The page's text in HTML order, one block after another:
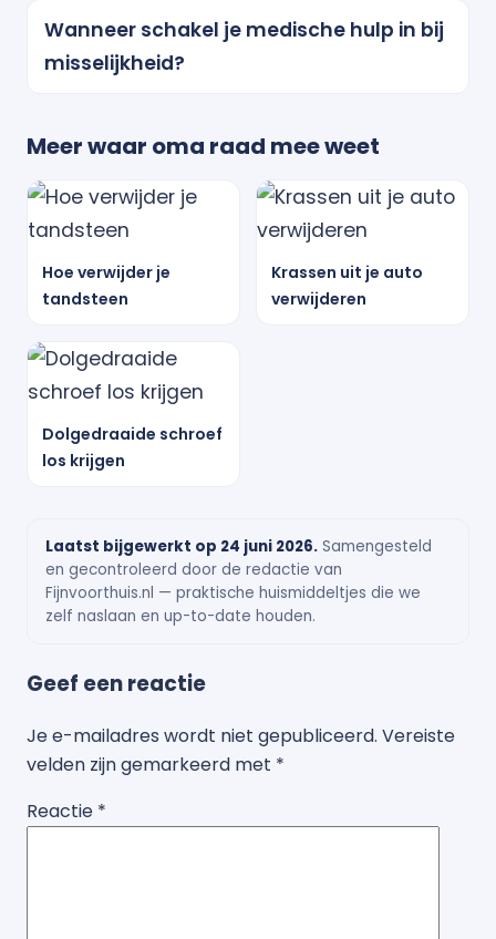
Wanneer schakel je medische hulp in bij
misselijkheid?
Meer waar oma raad mee weet
Hoe verwijder je
tandsteen
Krassen uit je auto
verwijderen
Dolgedraaide schroef
los krijgen
Laatst bijgewerkt op 24 juni 2026. Samengesteld
en gecontroleerd door de redactie van
Fijnvoorthuis.nl — praktische huismiddeltjes die we
zelf naslaan en up-to-date houden.
Geef een reactie
Je e-mailadres wordt niet gepubliceerd. Vereiste
velden zijn gemarkeerd met *
Reactie *